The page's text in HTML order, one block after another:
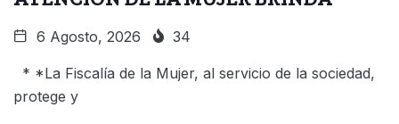
6 Agosto, 2026 34
* *La Fiscalía de la Mujer, al servicio de la sociedad,
protege y